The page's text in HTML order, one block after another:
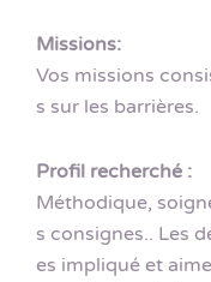
Missions:
Vos missions
s sur les barrières.
Profil recherché :
Méthodique,
s consignes.. Les
es impliqué et